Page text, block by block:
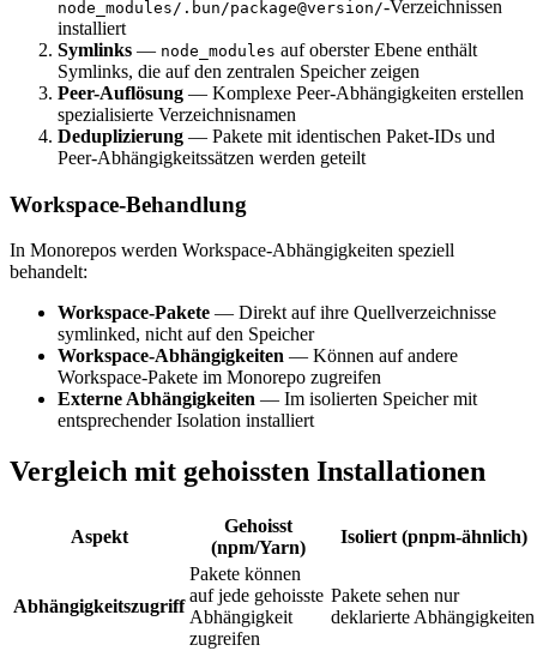
node_modules/.bun/package@version/-Verzeichnissen
installiert
Symlinks — node_modules auf oberster Ebene enthält
Symlinks, die auf den zentralen Speicher zeigen
Peer-Auflösung — Komplexe Peer-Abhängigkeiten erstellen
spezialisierte Verzeichnisnamen
Deduplizierung — Pakete mit identischen Paket-IDs und
Peer-Abhängigkeitssätzen werden geteilt
Workspace-Behandlung
In Monorepos werden Workspace-Abhängigkeiten speziell
behandelt:
Workspace-Pakete — Direkt auf ihre Quellverzeichnisse
symlinked, nicht auf den Speicher
Workspace-Abhängigkeiten — Können auf andere
Workspace-Pakete im Monorepo zugreifen
Externe Abhängigkeiten — Im isolierten Speicher mit
entsprechender Isolation installiert
Vergleich mit gehoissten Installationen
Aspekt
Gehoisst
(npm/Yarn)
Isoliert (pnpm-ähnlich)
Abhängigkeitszugriff
Pakete können
auf jede gehoisste
Abhängigkeit
zugreifen
Pakete sehen nur
deklarierte Abhängigkeiten